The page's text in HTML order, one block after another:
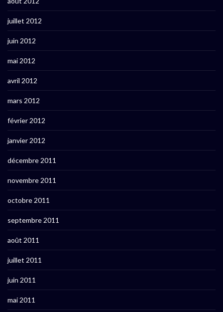
juillet 2012
juin 2012
mai 2012
avril 2012
mars 2012
février 2012
janvier 2012
décembre 2011
novembre 2011
octobre 2011
septembre 2011
août 2011
juillet 2011
juin 2011
mai 2011